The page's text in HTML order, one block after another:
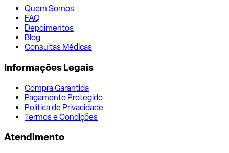
Quem Somos
FAQ
Depoimentos
Blog
Consultas Médicas
Informações Legais
Compra Garantida
Pagamento Protegido
Política de Privacidade
Termos e Condições
Atendimento